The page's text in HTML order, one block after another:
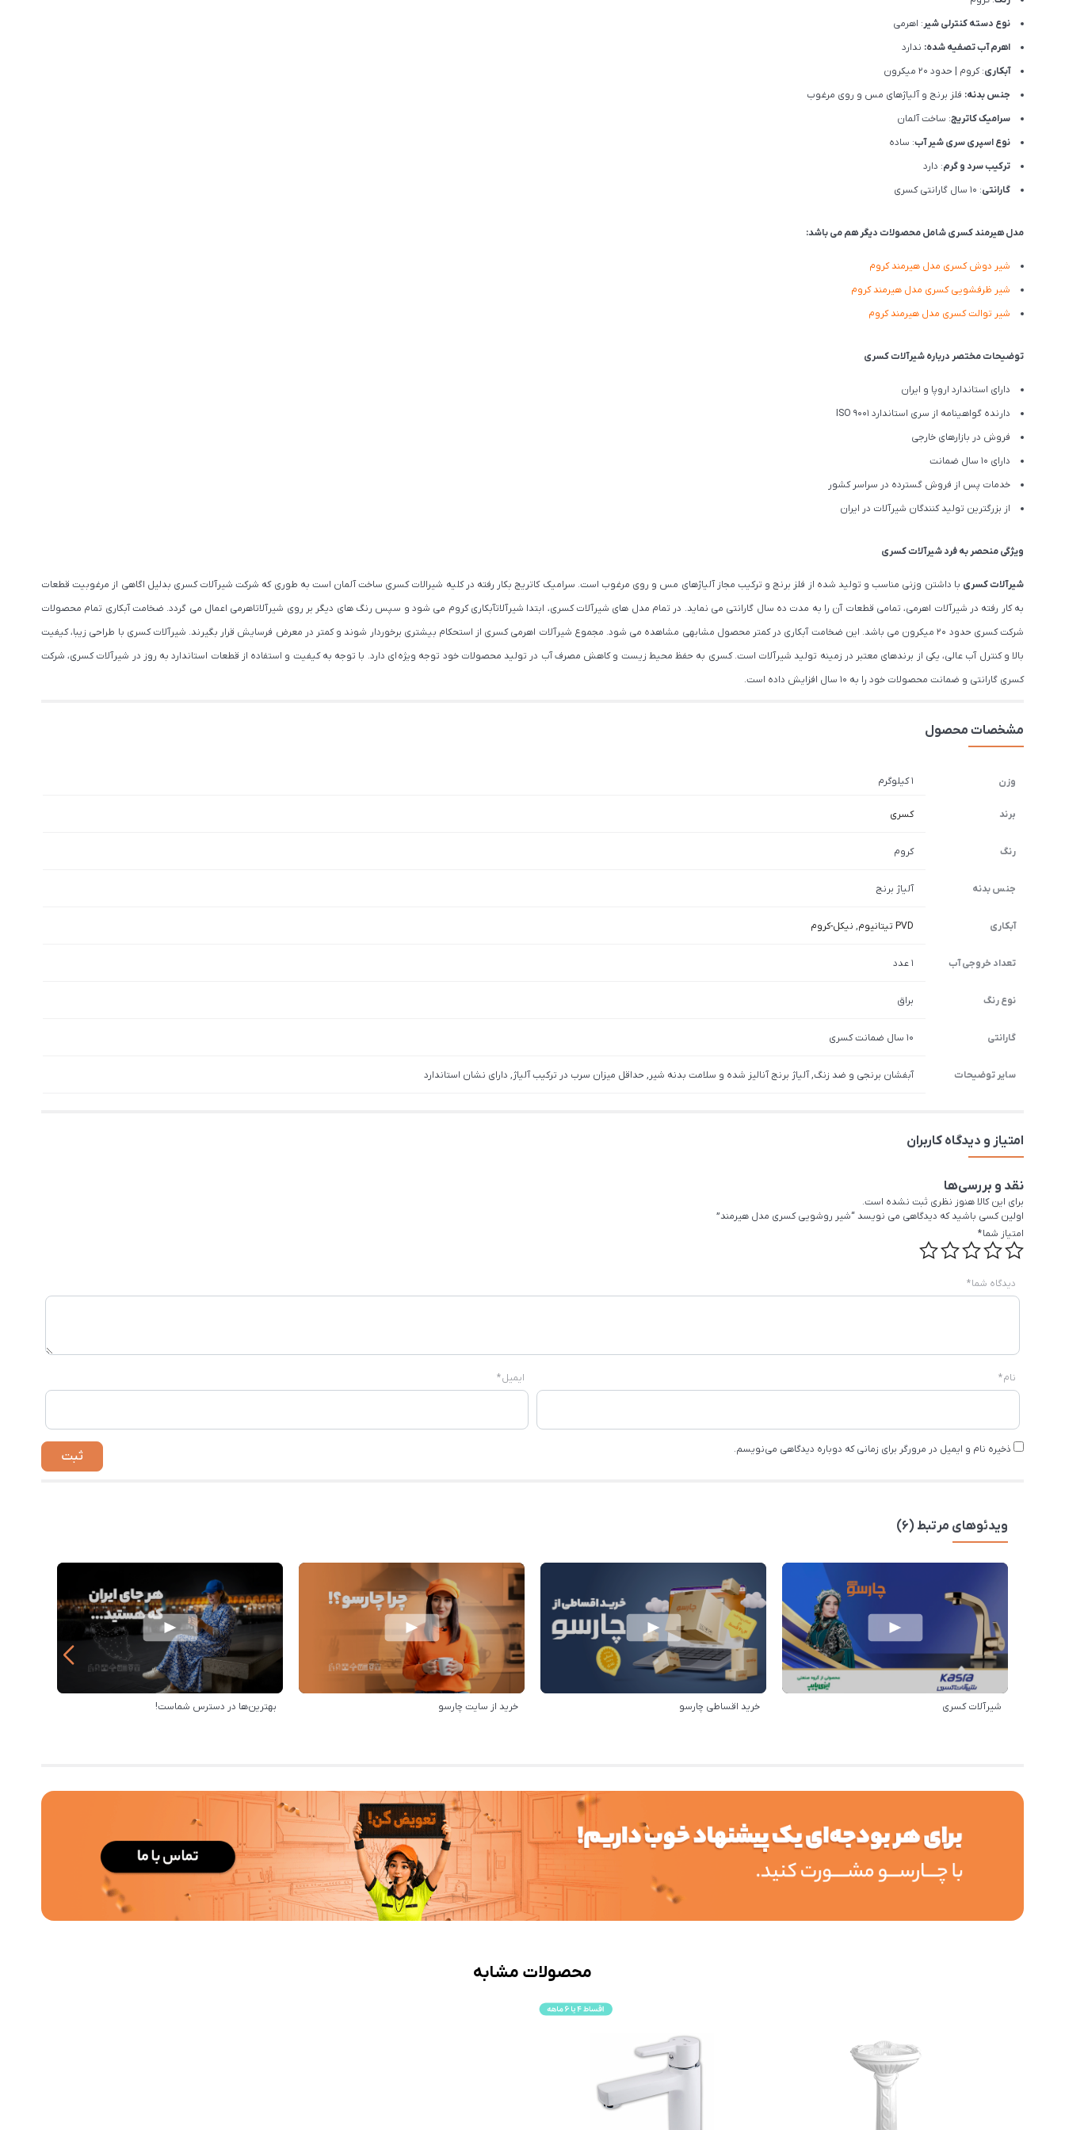
نوع دسته کنترلی شیر: اهرمی
اهرم آب تصفیه شده: ندارد
آبکاری: کروم | حدود 20 میکرون
جنس بدنه: فلز برنج و آلیاژهای مس و روی مرغوب
سرامیک کاتریج: ساخت آلمان
نوع اسپری سری شیر آب: ساده
ترکیب سرد و گرم: دارد
گارانتی: 10 سال گارانتی کسری
مدل هیرمند کسری شامل محصولات دیگر هم می باشد:
شیر دوش کسری مدل هیرمند کروم
شیر ظرفشویی کسری مدل هیرمند کروم
شیر توالت کسری مدل هیرمند کروم
توضیحات مختصر درباره شیرآلات کسری
دارای استاندارد اروپا و ایران
دارنده گواهینامه از سری استاندارد ISO 9001
فروش در بازارهای خارجی
دارای 10 سال ضمانت
خدمات پس از فروش گسترده در سراسر کشور
از بزرگترین تولید کنندگان شیرآلات در ایران
ویژگی منحصر به فرد شیرآلات کسری
شیرآلات کسری با داشتن وزنی مناسب و تولید شده از فلز برنج و ترکیب مجاز آلیاژهای مس و روی مرغوب است. سرامیک کاتریج بکار رفته در کلیه شیرالات کسری ساخت آلمان است به طوری که شرکت شیرآلات کسری بدلیل اگاهی از مرغوبیت قطعات
به کار رفته در شیرآلات اهرمی، تمامی قطعات آن را به مدت ده سال گارانتی می نماید. در تمام مدل های شیرآلات کسری، ابتدا شیرآلاتآبکاری کروم می شود و سپس رنگ های دیگر بر روی شیرآلاتاهرمی اعمال می گردد. ضخامت آبکاری تمام محصولات
شرکت کسری حدود ۲۰ میکرون می باشد. این ضخامت آبکاری در کمتر محصول مشابهی مشاهده می شود. مجموع شیرآلات اهرمی کسری از استحکام بیشتری برخوردار شوند و کمتر در معرض فرسایش قرار بگیرند. شیرآلات کسری با طراحی زیبا، کیفیت
بالا و کنترل آب عالی، یکی از برندهای معتبر در زمینه تولید شیرآلات است. کسری به حفظ محیط زیست و کاهش مصرف آب در تولید محصولات خود توجه ویژه ای دارد. با توجه به کیفیت و استفاده از قطعات استاندارد به روز در شیرآلات کسری، شرکت
کسری گارانتی و ضمانت محصولات خود را به 10 سال افزایش داده است.
مشخصات محصول
وزن 1 کیلوگرم
برند کسری
رنگ کروم
جنس بدنه آلیاژ برنج
آبکاری PVD تیتانیوم , نیکل-کروم
تعداد خروجی آب 1 عدد
نوع رنگ براق
گارانتی 10 سال ضمانت کسری
سایر توضیحات آبفشان برنجی و ضد زنگ, آلیاژ برنج آنالیز شده و سلامت بدنه شیر, حداقل میزان سرب در ترکیب آلیاژ, دارای نشان استاندارد
امتیاز و دیدگاه کاربران
نقد و بررسی‌ها
برای این کالا هنوز نظری ثبت نشده است.
اولین کسی باشید که دیدگاهی می نویسد “شیر روشویی کسری مدل هیرمند”
امتیاز شما*
دیدگاه شما*
نام* ایمیل*
ذخیره نام و ایمیل در مرورگر برای زمانی که دوباره دیدگاهی می‌نویسم.
ویدئوهای مرتبط (6)
شیرآلات کسری خرید اقساطی چارسو خرید از سایت چارسو بهترین‌ها در دسترس شماست!
محصولات مشابه